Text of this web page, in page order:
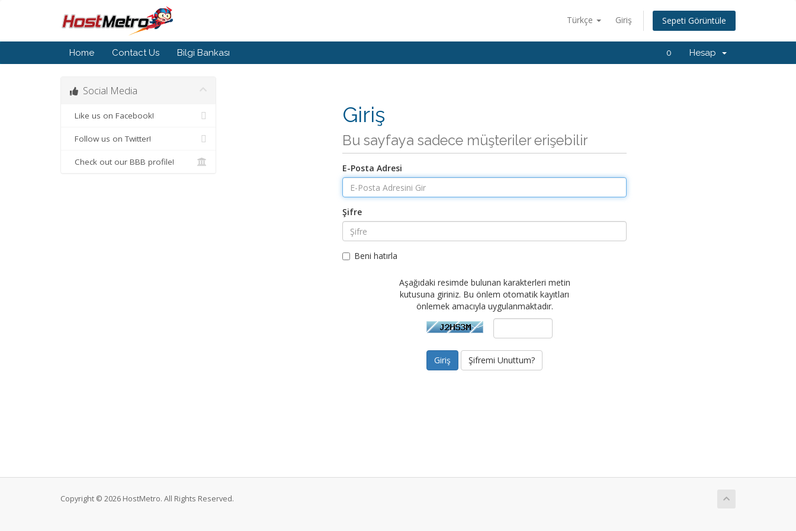
Türkçe Giriş Sepeti Görüntüle
Home Contact Us Bilgi Bankası 0 Hesap
Giriş
Bu sayfaya sadece müşteriler erişebilir
E-Posta Adresi
Şifre
Beni hatırla
Aşağıdaki resimde bulunan karakterleri metin
kutusuna giriniz. Bu önlem otomatik kayıtları
önlemek amacıyla uygulanmaktadır.
Şifremi Unuttum?
Social Media
Like us on Facebook!
Follow us on Twitter!
Check out our BBB profile!
Copyright © 2026 HostMetro. All Rights Reserved.